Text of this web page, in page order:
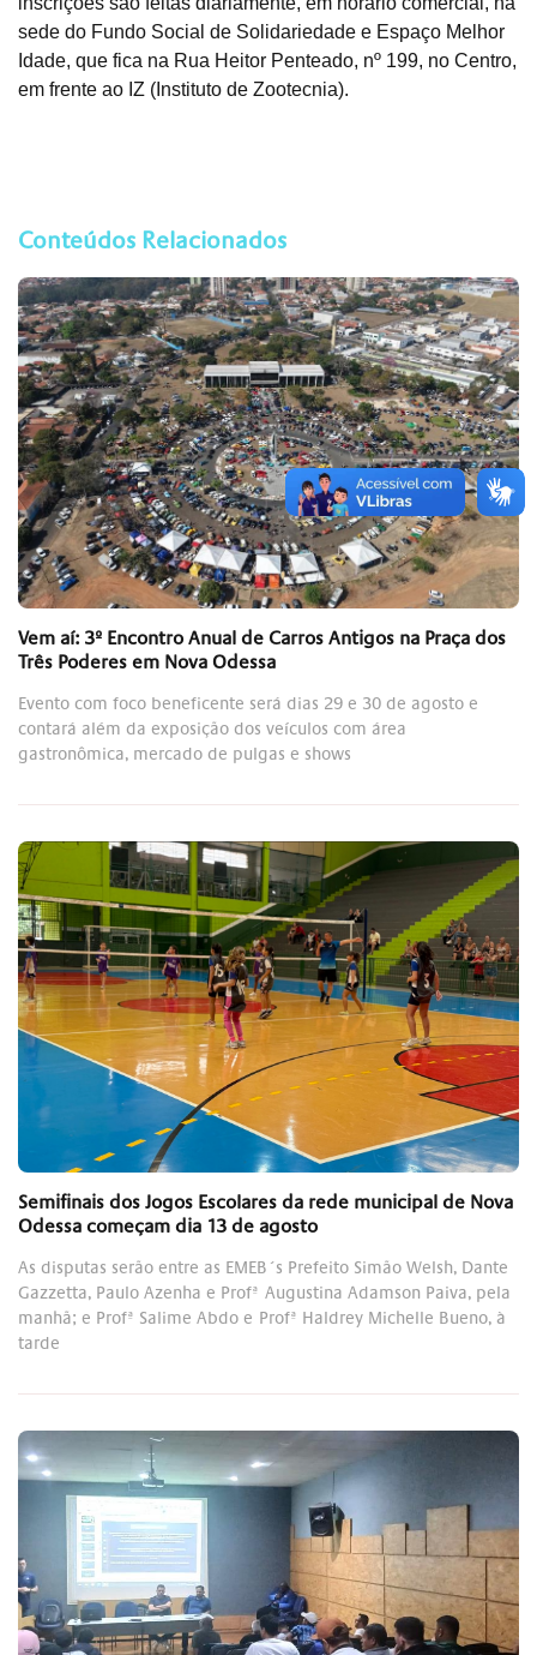
sede do Fundo Social de Solidariedade e Espaço Melhor
Idade, que fica na Rua Heitor Penteado, nº 199, no Centro,
em frente ao IZ (Instituto de Zootecnia).
Conteúdos Relacionados
Vem aí: 3º Encontro Anual de Carros Antigos na Praça dos
Três Poderes em Nova Odessa
Evento com foco beneficente será dias 29 e 30 de agosto e
contará além da exposição dos veículos com área
gastronômica, mercado de pulgas e shows
Semifinais dos Jogos Escolares da rede municipal de Nova
Odessa começam dia 13 de agosto
As disputas serão entre as EMEB´s Prefeito Simão Welsh, Dante
Gazzetta, Paulo Azenha e Profª Augustina Adamson Paiva, pela
manhã; e Profª Salime Abdo e Profª Haldrey Michelle Bueno, à
tarde